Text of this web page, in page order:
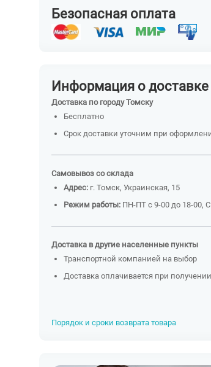
Безопасная оплата
Информация о доставке
Доставка по городу Томску
Бесплатно
Срок доставки уточним при
Самовывоз со склада
Адрес:г. Томск, Украинская, 15
Режим работы:ПН-ПТ с 9-00 до 18-00,
Доставка в другие населенные пункты
Транспортной компанией на выбор
Доставка оплачивается при получении
Порядок и сроки возврата товара